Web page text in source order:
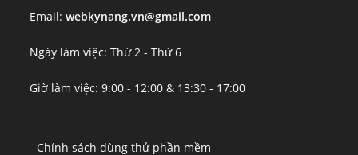
Email:webkynang.vn@gmail.com
Ngày làm việc: Thứ 2 - Thứ 6
Giờ làm việc: 9:00 - 12:00 & 13:30 - 17:00
- Chính sách dùng thử phần mềm